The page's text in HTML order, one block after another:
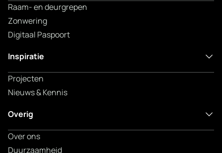
Raam- en deurgrepen
Zonwering
Digitaal Paspoort
Inspiratie
Projecten
Nieuws & Kennis
Overig
Over ons
Duurzaamheid